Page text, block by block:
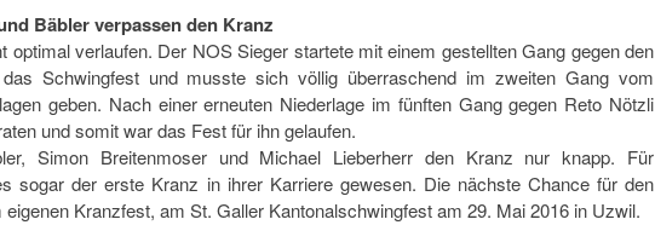
Bäbler verpassen den Kranz
verlaufen. Der NOS Sieger startete mit einem gestellten Gang gegen den
Schwingfest und musste sich völlig überraschend im zweiten Gang vom
geben. Nach einer erneuten Niederlage im fünften Gang gegen Reto Nötzli
und somit war das Fest für ihn gelaufen.
Simon Breitenmoser und Michael Lieberherr den Kranz nur knapp. Für
sogar der erste Kranz in ihrer Karriere gewesen. Die nächste Chance für den
Kranzfest, am St. Galler Kantonalschwingfest am 29. Mai 2016 in Uzwil.